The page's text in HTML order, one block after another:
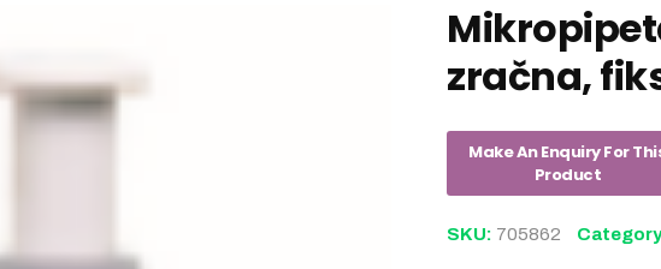
zračna,
SKU: 705862